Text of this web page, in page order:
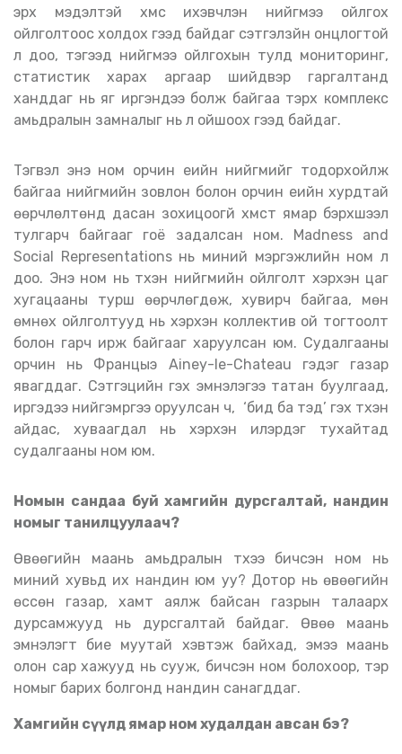
эрх мэдэлтэй хүмүүс ихэвчлэн нийгмээ ойлгох
ойлголтоос холдох гээд байдаг сэтгэлзүйн онцлогтой
л доо, тэгээд нийгмээ ойлгохын тулд мониторинг,
статистик харах аргаар шийдвэр гаргалтанд
ханддаг нь яг иргэндээ болж байгаа тэрхүү комплекс
амьдралын замналыг нь үл ойшоох гээд байдаг.
Тэгвэл энэ ном орчин үеийн нийгмийг тодорхойлж
байгаа нийгмийн зовлон болон орчин үеийн хурдтай
өөрчлөлтөнд дасан зохицоогүй хүмүүст ямар бэрхшээл
тулгарч байгааг гоё задалсан ном. Madness and
Social Representations нь миний мэргэжлийн ном л
доо. Энэ ном нь түүхэн нийгмийн ойлголт хэрхэн цаг
хугацааны турш өөрчлөгдөж, хувирч байгаа, мөн
өмнөх ойлголтууд нь хэрхэн коллектив ой тогтоолт
болон гарч ирж байгааг харуулсан юм. Судалгааны
орчин нь Францыэ Ainey-le-Chateau гэдэг газар
явагддаг. Сэтгэцийн гэх эмнэлэгээ татан буулгаад,
иргэдээ нийгэмрүүгээ оруулсан ч, ‘бид ба тэд’ гэх түүхэн
айдас, хуваагдал нь хэрхэн илэрдэг тухайтад
судалгааны ном юм.
Номын сандаа буй хамгийн дурсгалтай, нандин
номыг танилцуулаач?
Өвөөгийн маань амьдралын түүхээ бичсэн ном нь
миний хувьд их нандин юм уу? Дотор нь өвөөгийн
өссөн газар, хамт аялж байсан газрын талаарх
дурсамжууд нь дурсгалтай байдаг. Өвөө маань
эмнэлэгт бие муутай хэвтэж байхад, эмээ маань
олон сар хажууд нь сууж, бичсэн ном болохоор, тэр
номыг барих болгонд нандин санагддаг.
Хамгийн сүүлд ямар ном худалдан авсан бэ?